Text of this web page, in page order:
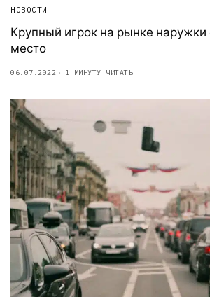
НОВОСТИ
Крупный игрок на рынке наружки
место
06.07.2022 1 МИНУТУ ЧИТАТЬ